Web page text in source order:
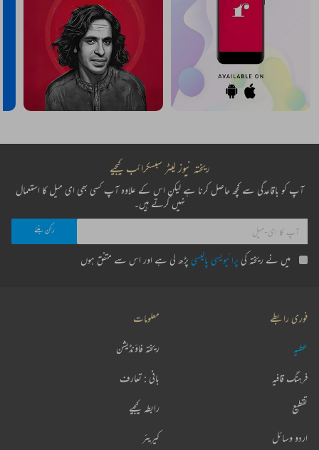
ریختہ نیوز لیٹر سبسکرائب کیجیے
آپ کو باقاعدگی سے کچھ حاصل کرنا ہے لیکن اس کے علاوہ آپ کسی بھی ای میل کا استعمال
نہیں کرتے ہیں۔
میں نے ریختہ کی پرائیویسی پالیسی پڑھ لی ہے اور اس سے متفق ہوں
فوری رابطے
عطیہ
فرہنگ قافیہ
تقطیع
اردو وسائل
معلومات
ریختہ فاؤنڈیشن
بانی : تعارف
رابطہ کیجیے
کیریئر